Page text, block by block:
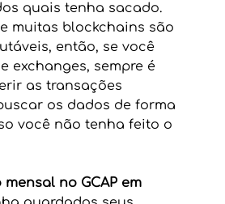
quais tenha sacado.
muitas blockchains são
então, se você
exchanges, sempre é
as transações
os dados de forma
você não tenha feito o
no GCAP em